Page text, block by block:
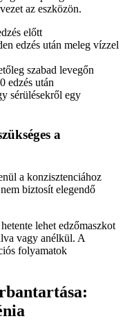
az eszközön.
előtt
edzés után meleg vízzel
szabad levegőn
edzés után
sérülésekről egy
a
a konzisztenciához
biztosít elegendő
lehet edzőmaszkot
vagy anélkül. A
folyamatok